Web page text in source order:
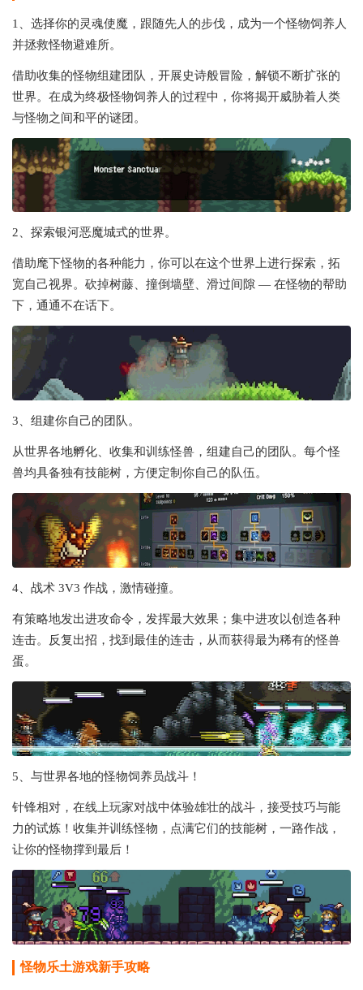
1、选择你的灵魂使魔，跟随先人的步伐，成为一个怪物饲养人
并拯救怪物避难所。
借助收集的怪物组建团队，开展史诗般冒险，解锁不断扩张的
世界。在成为终极怪物饲养人的过程中，你将揭开威胁着人类
与怪物之间和平的谜团。
2、探索银河恶魔城式的世界。
借助麾下怪物的各种能力，你可以在这个世界上进行探索，拓
宽自己视界。砍掉树藤、撞倒墙壁、滑过间隙 — 在怪物的帮助
下，通通不在话下。
3、组建你自己的团队。
从世界各地孵化、收集和训练怪兽，组建自己的团队。每个怪
兽均具备独有技能树，方便定制你自己的队伍。
4、战术 3V3 作战，激情碰撞。
有策略地发出进攻命令，发挥最大效果；集中进攻以创造各种
连击。反复出招，找到最佳的连击，从而获得最为稀有的怪兽
蛋。
5、与世界各地的怪物饲养员战斗！
针锋相对，在线上玩家对战中体验雄壮的战斗，接受技巧与能
力的试炼！收集并训练怪物，点满它们的技能树，一路作战，
让你的怪物撑到最后！
怪物乐土游戏新手攻略